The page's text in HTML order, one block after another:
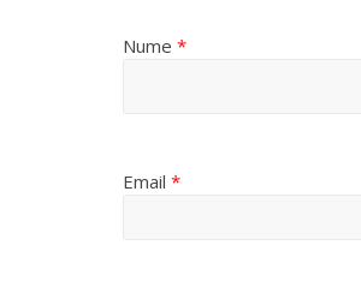
Nume *
Email *